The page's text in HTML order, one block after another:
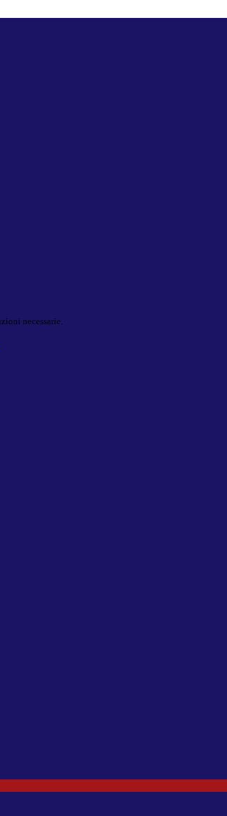
necessarie.